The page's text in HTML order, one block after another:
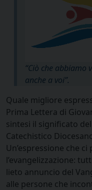
“Ciò che abbiamo
anche a voi”.
Quale migliore
Prima Lettera di
sintesi il significato
Catechistico
Un’espressione che
l’evangelizzazione:
lieto annuncio del
alle persone che